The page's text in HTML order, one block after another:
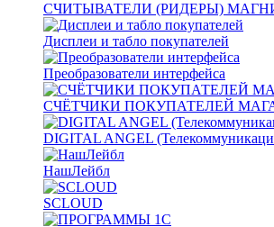
СЧИТЫВАТЕЛИ (РИДЕРЫ)
Дисплеи и табло покупателей
Преобразователи интерфейса
СЧЁТЧИКИ ПОКУПАТЕЛЕЙ
DIGITAL ANGEL
НашЛейбл
SCLOUD